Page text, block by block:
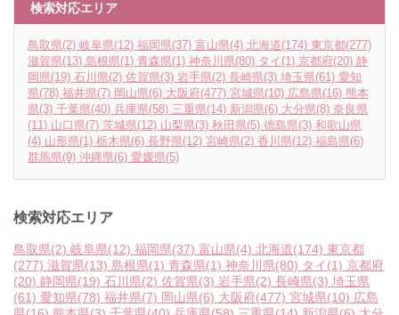
検索対応エリア
鳥取県(2) 岐阜県(12) 福岡県(37) 富山県(4) 北海道(174) 東京都(277)
滋賀県(13) 島根県(1) 青森県(1) 神奈川県(80) タイ (1) 京都府(20) 静
岡県(19) 石川県(2) 佐賀県(3) 岩手県(2) 長崎県(3) 埼玉県(61) 愛知
県(78) 福井県(7) 岡山県(6) 大阪府(477) 宮城県(10) 広島県(16) 熊本
県(3) 千葉県(40) 兵庫県(58) 三重県(14) 新潟県(6) 大分県(8) 奈良県
(11) 山口県(7) 茨城県(12) 山梨県(3) 秋田県(5) 徳島県(3) 和歌山県
(4) 山形県(1) 栃木県(6) 長野県(12) 宮崎県(2) 香川県(12) 福島県(6)
群馬県(9) 沖縄県(6) 愛媛県(5)
検索対応エリア
鳥取県(2) 岐阜県(12) 福岡県(37) 富山県(4) 北海道(174) 東京都
(277) 滋賀県(13) 島根県(1) 青森県(1) 神奈川県(80) タイ(1) 京都府
(20) 静岡県(19) 石川県(2) 佐賀県(3) 岩手県(2) 長崎県(3) 埼玉県
(61) 愛知県(78) 福井県(7) 岡山県(6) 大阪府(477) 宮城県(10) 広島